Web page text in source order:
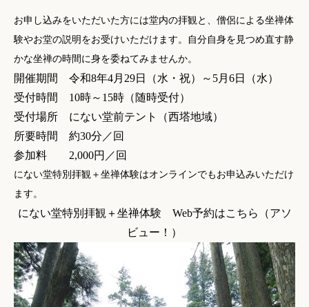
お申し込みをいただいた方には堂内の拝観と、僧侶による坐禅体
験やお堂の説明をお受けいただけます。自分自身を見つめ直す静
かな坐禅の時間に身を委ねてみませんか。
開催期間 令和8年4月29日（水・祝）～5月6日（水）
受付時間 10時～15時（随時受付）
受付場所 にない堂前テント（西塔地域）
所要時間 約30分／回
参加料 2,000円／回
にない堂特別拝観＋坐禅体験はオンラインでもお申込みいただけ
ます。
にない堂特別拝観＋坐禅体験 Web予約はこちら（アソ
ビュー！）